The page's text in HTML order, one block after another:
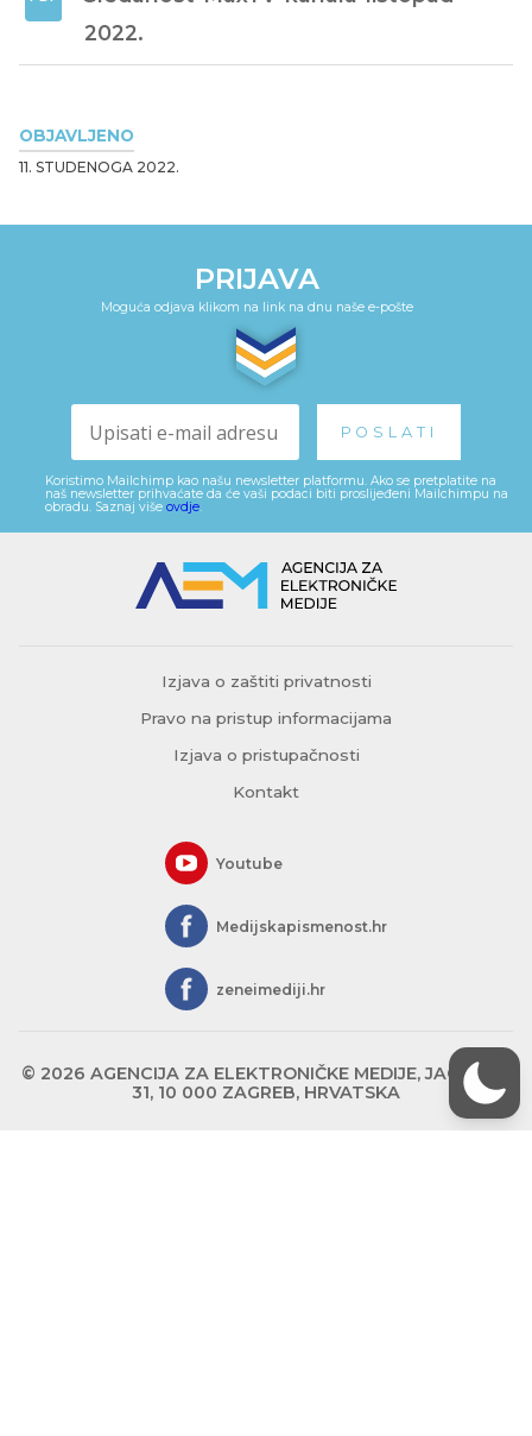
OBJAVLJENO
11. STUDENOGA 2022.
2022.
PRIJAVA
Moguća odjava klikom na link na dnu naše e-pošte
Koristimo Mailchimp kao našu newsletter platformu. Ako se pretplatite na
naš newsletter prihvaćate da će vaši podaci biti proslijeđeni Mailchimpu na
obradu. Saznaj više ovdje.
Izjava o zaštiti privatnosti
Pravo na pristup informacijama
Izjava o pristupačnosti
Kontakt
Youtube
Medijskapismenost.hr
zeneimediji.hr
© 2026 AGENCIJA ZA ELEKTRONIČKE MEDIJE, JAGIĆEVA
31, 10 000 ZAGREB, HRVATSKA